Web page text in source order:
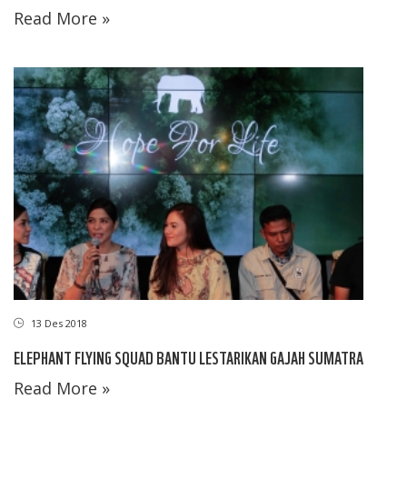
Read More »
13 Des 2018
ELEPHANT FLYING SQUAD BANTU LESTARIKAN GAJAH SUMATRA
Read More »